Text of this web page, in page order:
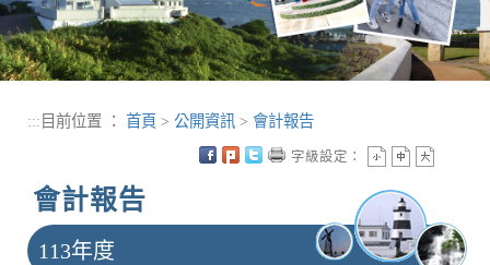
::: 目前位置 ： 首頁 > 公開資訊 > 會計報告
會計報告
字級設定：
113年度